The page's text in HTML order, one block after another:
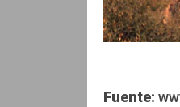
Fuente: